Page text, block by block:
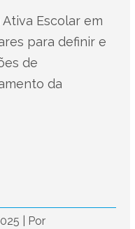
Escolar em
para definir e
de
da
Por